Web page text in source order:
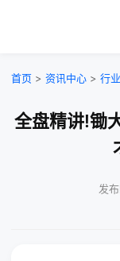
首页 > 资讯中心 > 行
全盘精讲!锄
发